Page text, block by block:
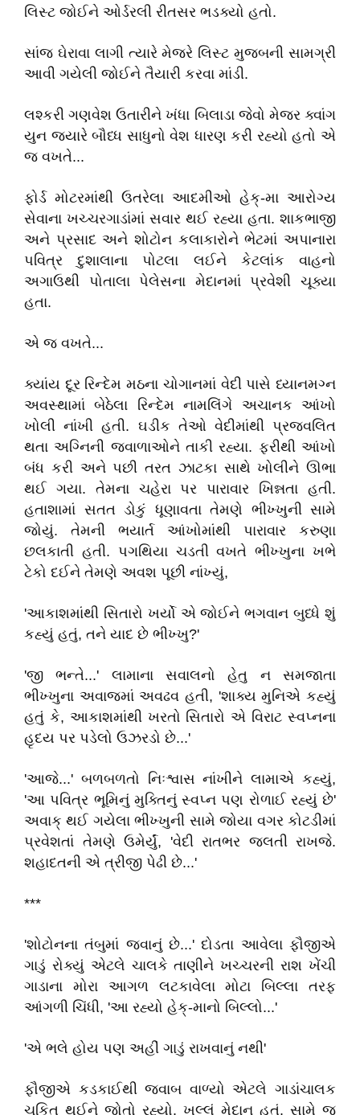
લિસ્ટ જોઈને ઓર્ડરલી રીતસર ભડક્યો હતો.
સાંજ ઘેરાવા લાગી ત્યારે મેજરે લિસ્ટ મુજબની સામગ્રી
આવી ગયેલી જોઈને તૈયારી કરવા માંડી.
લશ્કરી ગણવેશ ઉતારીને ખંધા બિલાડા જેવો મેજર ક્વાંગ
યુન જ્યારે બૌધ્ધ સાધુનો વેશ ધારણ કરી રહ્યો હતો એ
જ વખતે...
ફોર્ડ મોટરમાંથી ઉતરેલા આદમીઓ હેક્-મા આરોગ્ય
સેવાના ખચ્ચરગાડાંમાં સવાર થઈ રહ્યા હતા. શાકભાજી
અને પ્રસાદ અને શોટોન કલાકારોને ભેટમાં અપાનારા
પવિત્ર દુશાલાના પોટલા લઈને કેટલાંક વાહનો
અગાઉથી પોતાલા પેલેસના મેદાનમાં પ્રવેશી ચૂક્યા
હતા.
એ જ વખતે...
ક્યાંય દૂર રિન્દેમ મઠના ચોગાનમાં વેદી પાસે ધ્યાનમગ્ન
અવસ્થામાં બેઠેલા રિન્દેમ નામલિંગે અચાનક આંખો
ખોલી નાંખી હતી. ઘડીક તેઓ વેદીમાંથી પ્રજ્વલિત
થતા અગ્નિની જ્વાળાઓને તાકી રહ્યા. ફરીથી આંખો
બંધ કરી અને પછી તરત ઝાટકા સાથે ખોલીને ઊભા
થઈ ગયા. તેમના ચહેરા પર પારાવાર ખિન્નતા હતી.
હતાશામાં સતત ડોકું ધૂણાવતા તેમણે ભીખ્ખુની સામે
જોયું. તેમની ભયાર્ત આંખોમાંથી પારાવાર કરુણા
છલકાતી હતી. પગથિયા ચડતી વખતે ભીખ્ખુના ખભે
ટેકો દઈને તેમણે અવશ પૂછી નાંખ્યું,
'આકાશમાંથી સિતારો ખર્યો એ જોઈને ભગવાન બુધ્ધે શું
કહ્યું હતું, તને યાદ છે ભીખ્ખુ?'
'જી ભન્તે...' લામાના સવાલનો હેતુ ન સમજાતા
ભીખ્ખુના અવાજમાં અવઢવ હતી, 'શાક્ય મુનિએ કહ્યું
હતું કે, આકાશમાંથી ખરતો સિતારો એ વિરાટ સ્વપ્નના
હૃદય પર પડેલો ઉઝરડો છે...'
'આજે...' બળબળતો નિઃશ્વાસ નાંખીને લામાએ કહ્યું,
'આ પવિત્ર ભૂમિનું મુક્તિનું સ્વપ્ન પણ રોળાઈ રહ્યું છે'
અવાક્ થઈ ગયેલા ભીખ્ખુની સામે જોયા વગર કોટડીમાં
પ્રવેશતાં તેમણે ઉમેર્યું, 'વેદી રાતભર જલતી રાખજે.
શહાદતની એ ત્રીજી પેઢી છે...'
***
'શોટોનના તંબુમાં જવાનું છે...' દોડતા આવેલા ફૌજીએ
ગાડું રોક્યું એટલે ચાલકે તાણીને ખચ્ચરની રાશ ખેંચી
ગાડાના મોરા આગળ લટકાવેલા મોટા બિલ્લા તરફ
આંગળી ચિંધી, 'આ રહ્યો હેક્-માનો બિલ્લો...'
'એ ભલે હોય પણ અહીં ગાડું રાખવાનું નથી'
ફૌજીએ કડકાઈથી જવાબ વાળ્યો એટલે ગાડાંચાલક
ચકિત થઈને જોતો રહ્યો. ખુલ્લું મેદાન હતું. સામે જ